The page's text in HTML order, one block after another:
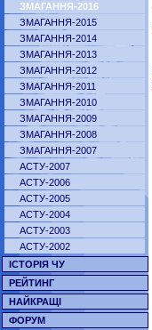
ЗМАГАННЯ-2016
ЗМАГАННЯ-2015
ЗМАГАННЯ-2014
ЗМАГАННЯ-2013
ЗМАГАННЯ-2012
ЗМАГАННЯ-2011
ЗМАГАННЯ-2010
ЗМАГАННЯ-2009
ЗМАГАННЯ-2008
ЗМАГАННЯ-2007
АСТУ-2007
АСТУ-2006
АСТУ-2005
АСТУ-2004
АСТУ-2003
АСТУ-2002
ІСТОРІЯ ЧУ
РЕЙТИНГ
НАЙКРАЩІ
ФОРУМ